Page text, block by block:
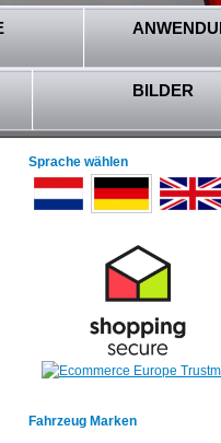
BILDER
Sprache wählen
Fahrzeug Marken